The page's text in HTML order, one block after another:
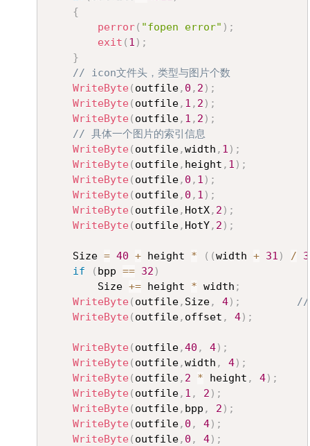
{
perror( "fopen error" ) ;
exit ( 1 ) ;
}
// icon文件头，类型与图片个数
WriteByte( outfile, 0 , 2 ) ;
WriteByte( outfile, 1 , 2 ) ;
WriteByte( outfile, 1 , 2 ) ;
// 具体一个图片的索引信息
WriteByte( outfile,width , 1 ) ;
WriteByte( outfile, height , 1 ) ;
WriteByte( outfile, 0 , 1 ) ;
WriteByte( outfile, 0 , 1 ) ;
WriteByte( outfile, HotX, 2 ) ;
WriteByte( outfile, HotY, 2 ) ;
	Size
= 40 + height * ( (width + 31 ) /
if
( bpp == 32 )
		Size
+= height * width ;
WriteByte( outfile, Size, 4) ;
//
WriteByte( outfile, offset , 4) ;
WriteByte( outfile,40 , 4) ;
WriteByte( outfile,width , 4) ;
WriteByte( outfile, 2 * height , 4) ;
WriteByte( outfile, 1 , 2 ) ;
WriteByte( outfile, bpp , 2 ) ;
WriteByte( outfile, 0 , 4) ;
WriteByte( outfile, 0 , 4) ;